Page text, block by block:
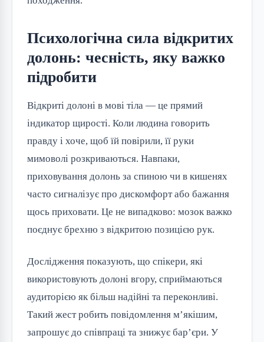
Психологічна сила відкритих
долонь: чесність, яку важко
підробити
Відкриті долоні в мові тіла — це прямий
індикатор щирості. Коли людина говорить
правду і хоче, щоб їй повірили, її руки
мимоволі розкриваються. Навпаки,
приховування долонь за спиною чи в кишенях
часто сигналізує про дискомфорт або бажання
щось приховати. Це не випадково: мозок важко
поєднує брехню з відкритою позицією рук.
Дослідження показують, що спікери, які
використовують долоні вгору, сприймаються
аудиторією як більш надійні та переконливі.
Такий жест робить повідомлення м’якішим,
запрошує до співпраці та знижує бар’єри. У